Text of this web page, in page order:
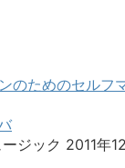
のためのセルフ
ジック 2011年